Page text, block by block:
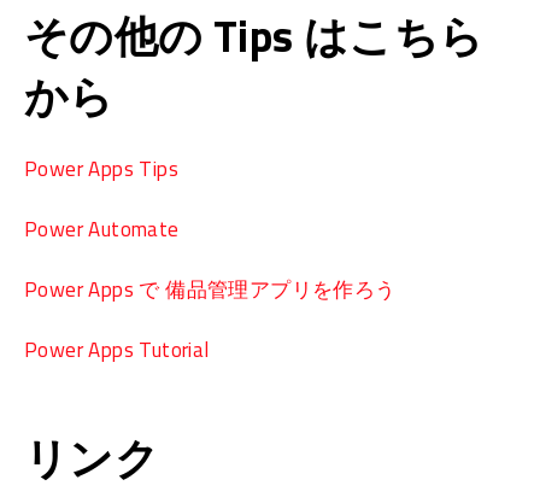
その他の Tips はこちら
から
Power Apps Tips
Power Automate
Power Apps で 備品管理アプリを作ろう
Power Apps Tutorial
リンク